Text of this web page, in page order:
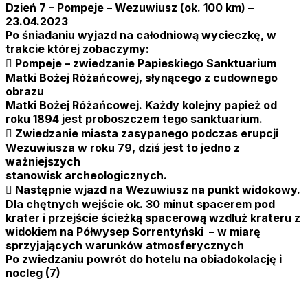
Dzień 7 – Pompeje – Wezuwiusz (ok. 100 km) –
23.04.2023
Po śniadaniu wyjazd na całodniową wycieczkę, w
trakcie której zobaczymy:
 Pompeje – zwiedzanie Papieskiego Sanktuarium
Matki Bożej Różańcowej, słynącego z cudownego
obrazu
Matki Bożej Różańcowej. Każdy kolejny papież od
roku 1894 jest proboszczem tego sanktuarium.
 Zwiedzanie miasta zasypanego podczas erupcji
Wezuwiusza w roku 79, dziś jest to jedno z
ważniejszych
stanowisk archeologicznych.
 Następnie wjazd na Wezuwiusz na punkt widokowy.
Dla chętnych wejście ok. 30 minut spacerem pod
krater i przejście ścieżką spacerową wzdłuż krateru z
widokiem na Półwysep Sorrentyński – w miarę
sprzyjających warunków atmosferycznych
Po zwiedzaniu powrót do hotelu na obiadokolację i
nocleg (7)